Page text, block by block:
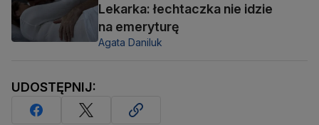
Lekarka: łechtaczka nie idzie
na emeryturę
Agata Daniluk
UDOSTĘPNIJ: